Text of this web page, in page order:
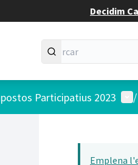
Decidim
Participatius 2023 /
Emplena